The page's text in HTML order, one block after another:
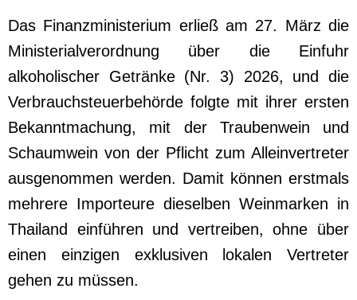
Das Finanzministerium erließ am 27. März die
Ministerialverordnung über die Einfuhr
alkoholischer Getränke (Nr. 3) 2026, und die
Verbrauchsteuerbehörde folgte mit ihrer ersten
Bekanntmachung, mit der Traubenwein und
Schaumwein von der Pflicht zum Alleinvertreter
ausgenommen werden. Damit können erstmals
mehrere Importeure dieselben Weinmarken in
Thailand einführen und vertreiben, ohne über
einen einzigen exklusiven lokalen Vertreter
gehen zu müssen.